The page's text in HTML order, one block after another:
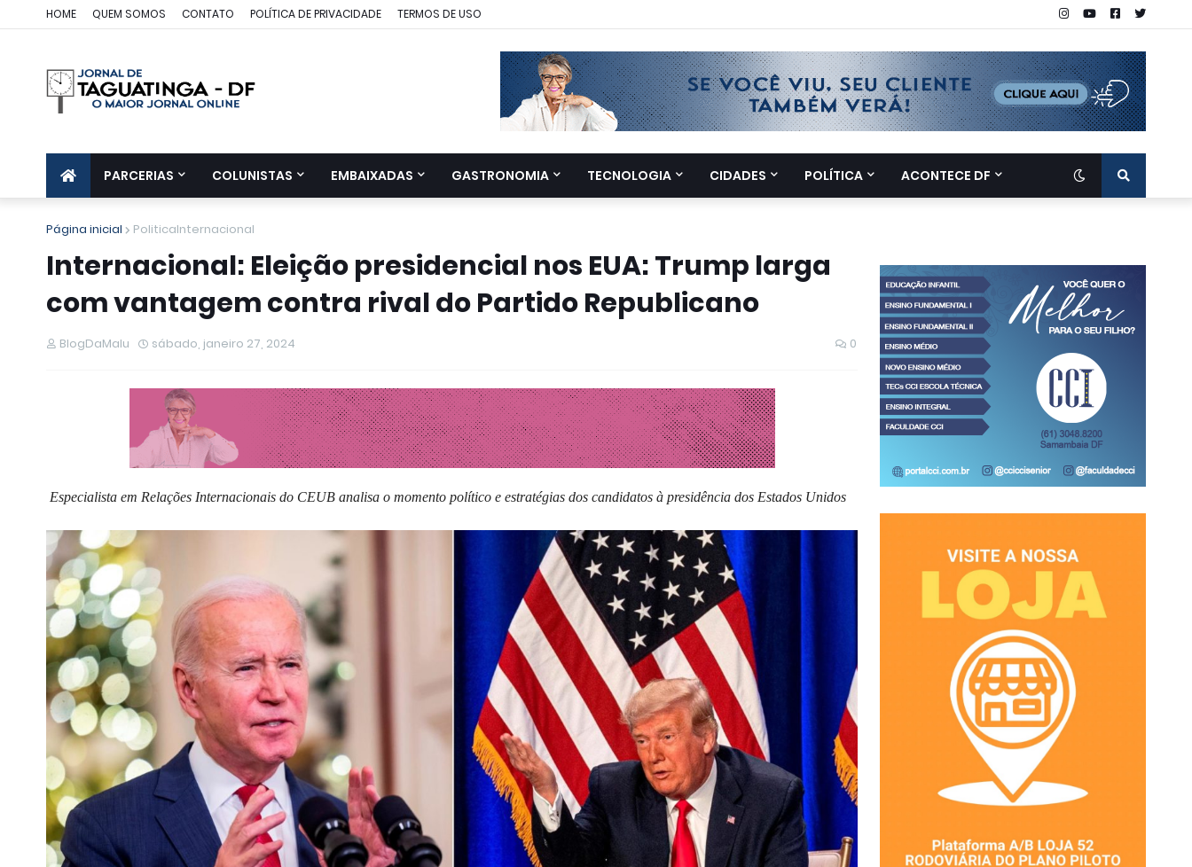
HOME QUEM SOMOS CONTATO POLÍTICA DE PRIVACIDADE TERMOS DE USO
PARCERIAS COLUNISTAS EMBAIXADAS GASTRONOMIA TECNOLOGIA CIDADES POLÍTICA ACONTECE DF
Página inicial PoliticaInternacional
Internacional: Eleição presidencial nos EUA: Trump larga
com vantagem contra rival do Partido Republicano
BlogDaMalu sábado, janeiro 27, 2024 0
Especialista em Relações Internacionais do CEUB analisa o momento político e estratégias dos candidatos à presidência dos Estados Unidos